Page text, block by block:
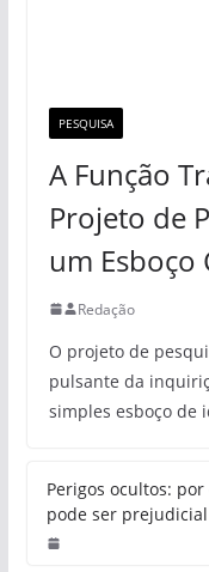
PESQUISA
A Função
Projeto de
um Esboço
Redação
O projeto de
pulsante da
simples esboço de
Perigos ocultos:
pode ser prejudicial